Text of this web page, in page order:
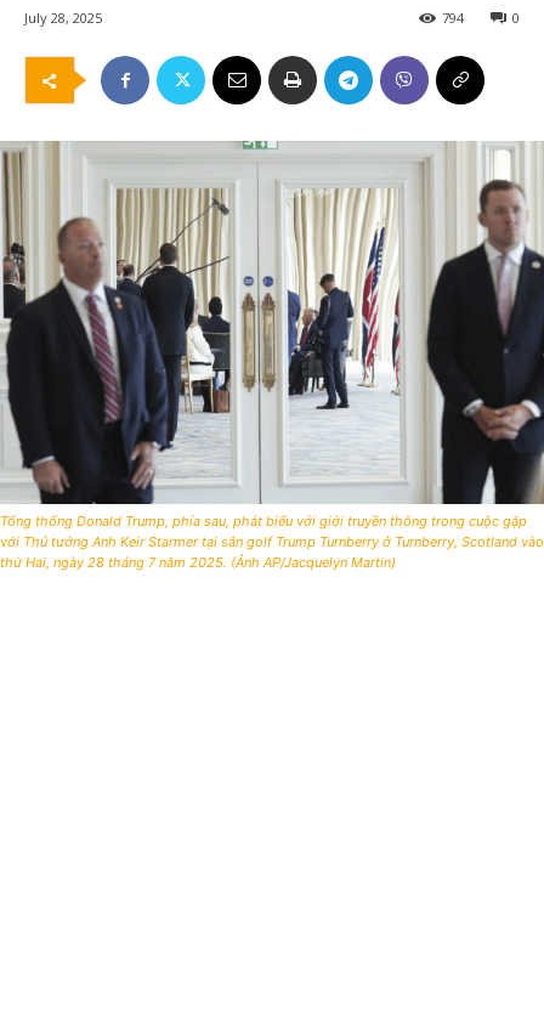
July 28, 2025 0
794
Tổng thống Donald Trump, phía sau, phát biểu với giới truyền thông trong cuộc gặp
với Thủ tướng Anh Keir Starmer tại sân golf Trump Turnberry ở Turnberry, Scotland vào
thứ Hai, ngày 28 tháng 7 năm 2025. (Ảnh AP/Jacquelyn Martin)